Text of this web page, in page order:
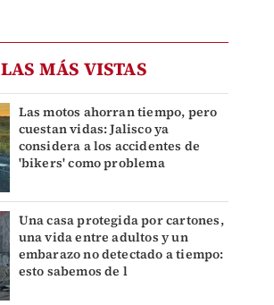
LAS MÁS VISTAS
Las motos ahorran tiempo, pero
cuestan vidas: Jalisco ya
considera a los accidentes de
'bikers' como problema
Una casa protegida por cartones,
una vida entre adultos y un
embarazo no detectado a tiempo:
esto sabemos de l